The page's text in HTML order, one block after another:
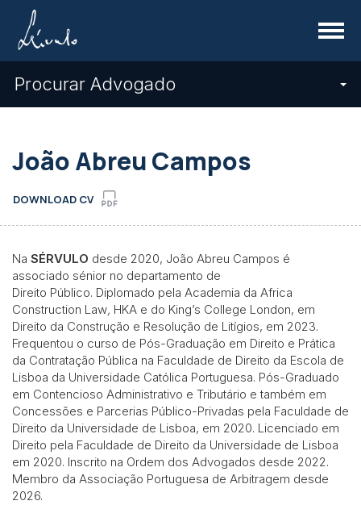
Menu
Procurar Advogado
João Abreu Campos
DOWNLOAD CV
Na SÉRVULO desde 2020, João Abreu Campos é
associado sénior no departamento de
Direito Público. Diplomado pela Academia da Africa
Construction Law, HKA e do King’s College London, em
Direito da Construção e Resolução de Litígios, em 2023.
Frequentou o curso de Pós-Graduação em Direito e Prática
da Contratação Pública na Faculdade de Direito da Escola de
Lisboa da Universidade Católica Portuguesa. Pós-Graduado
em Contencioso Administrativo e Tributário e também em
Concessões e Parcerias Público-Privadas pela Faculdade de
Direito da Universidade de Lisboa, em 2020. Licenciado em
Direito pela Faculdade de Direito da Universidade de Lisboa
em 2020. Inscrito na Ordem dos Advogados desde 2022.
Membro da Associação Portuguesa de Arbitragem desde
2026.